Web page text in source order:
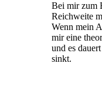
Bei mir zum
Reichweite
Wenn mein
mir eine
und es
sinkt.